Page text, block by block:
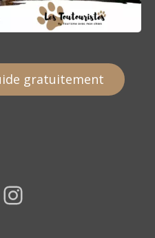
gratuitement
Instagram